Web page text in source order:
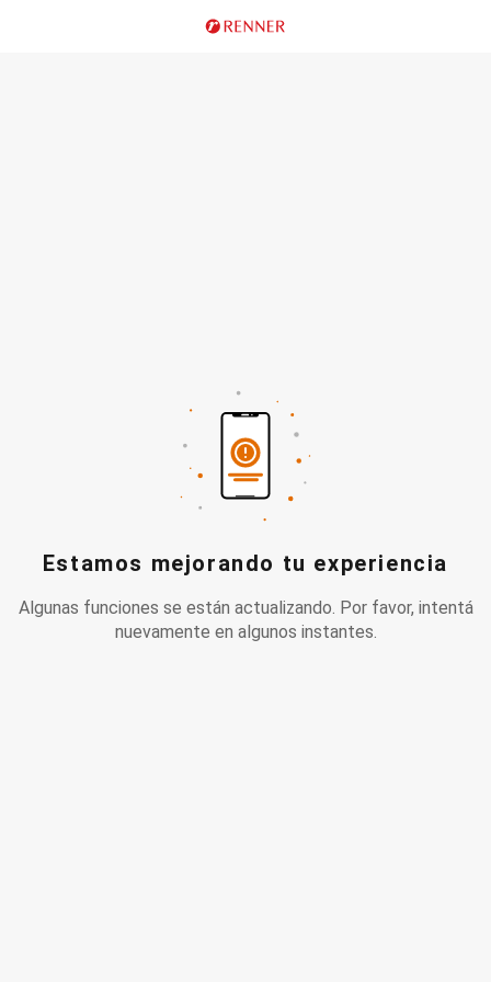
Estamos mejorando tu experiencia
Algunas funciones se están actualizando. Por favor, intentá
nuevamente en algunos instantes.